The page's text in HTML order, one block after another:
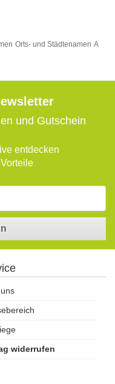
Orts- und Städtenamen A
und Gutschein
entdecken
widerrufen